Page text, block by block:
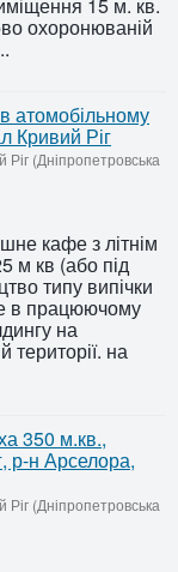
охоронюваній
атомобільному
Кривий Ріг
Ріг (Дніпропетровська
кафе з літнім
м кв (або під
типу випічки
в працюючому
на
території. на
350 м.кв.,
р-н Арселора,
Ріг (Дніпропетровська